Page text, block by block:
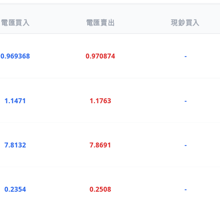
電匯買入 電匯賣出 現鈔買入
0.969368 0.970874 -
1.1471 1.1763 -
7.8132 7.8691 -
0.2354 0.2508 -